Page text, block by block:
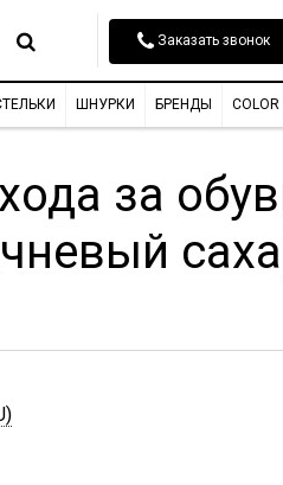
Заказать звонок
ШНУРКИ БРЕНДЫ COLOR
за